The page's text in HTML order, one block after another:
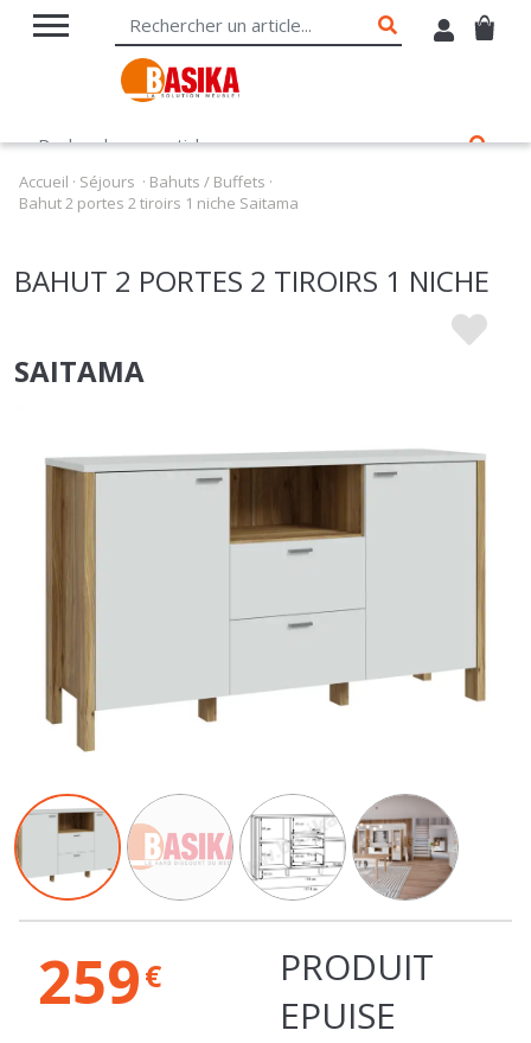
Accueil · Séjours · Bahuts / Buffets ·
Bahut 2 portes 2 tiroirs 1 niche Saitama
BAHUT 2 PORTES 2 TIROIRS 1 NICHE
SAITAMA
259€
PRODUIT
EPUISE